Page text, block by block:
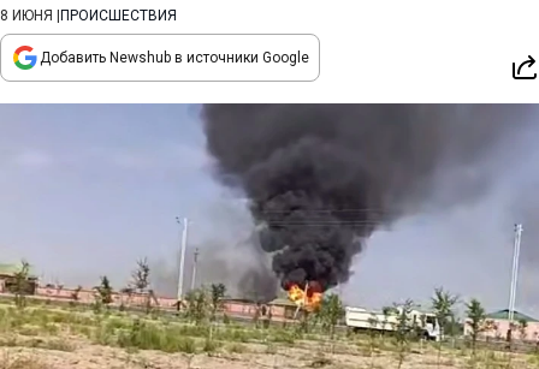
8 ИЮНЯ ПРОИСШЕСТВИЯ
Добавить Newshub в источники Google